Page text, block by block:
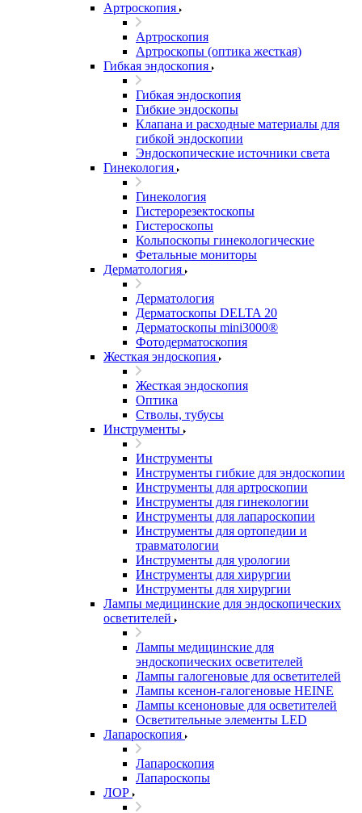
Артроскопия
Артроскопия
Артроскопы (оптика жесткая)
Гибкая эндоскопия
Гибкая эндоскопия
Гибкие эндоскопы
Клапана и расходные материалы для
гибкой эндоскопии
Эндоскопические источники света
Гинекология
Гинекология
Гистерорезектоскопы
Гистероскопы
Кольпоскопы гинекологические
Фетальные мониторы
Дерматология
Дерматология
Дерматоскопы DELTA 20
Дерматоскопы mini3000®
Фотодерматоскопия
Жесткая эндоскопия
Жесткая эндоскопия
Оптика
Стволы, тубусы
Инструменты
Инструменты
Инструменты гибкие для эндоскопии
Инструменты для артроскопии
Инструменты для гинекологии
Инструменты для лапароскопии
Инструменты для ортопедии и
травматологии
Инструменты для урологии
Инструменты для хирургии
Инструменты для хирургии
Лампы медицинские для эндоскопических
осветителей
Лампы медицинские для
эндоскопических осветителей
Лампы галогеновые для осветителей
Лампы ксенон-галогеновые HEINE
Лампы ксеноновые для осветителей
Осветительные элементы LED
Лапароскопия
Лапароскопия
Лапароскопы
ЛОР